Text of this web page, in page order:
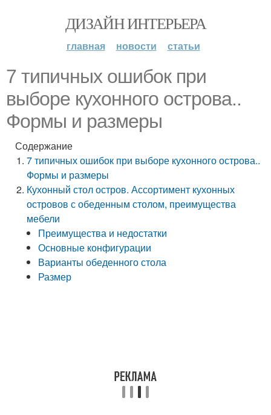
ДИЗАЙН ИНТЕРЬЕРА
главная новости статьи
7 типичных ошибок при
выборе кухонного острова..
Формы и размеры
Содержание
7 типичных ошибок при выборе кухонного острова..
Формы и размеры
Кухонный стол остров. Ассортимент кухонных
островов с обеденным столом, преимущества
мебели
Преимущества и недостатки
Основные конфигурации
Варианты обеденного стола
Размер